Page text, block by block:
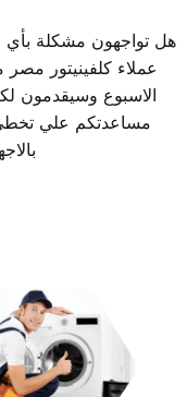
هل تواجهون مشكلة بأي
عملاء كلفينيتور
الاسبوع وسيقدمون
مساعدتكم علي